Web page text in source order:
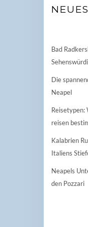
Bad
Die
Neapel
Reisetypen:
reisen
Kalabrien
Italiens
Neapels
den Pozzari